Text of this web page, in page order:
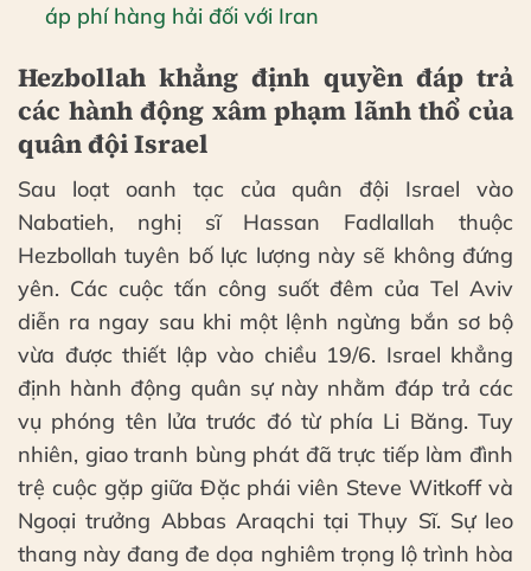
áp phí hàng hải đối với Iran
Hezbollah khẳng định quyền đáp trả
các hành động xâm phạm lãnh thổ của
quân đội Israel
Sau loạt oanh tạc của quân đội Israel vào
Nabatieh, nghị sĩ Hassan Fadlallah thuộc
Hezbollah tuyên bố lực lượng này sẽ không đứng
yên. Các cuộc tấn công suốt đêm của Tel Aviv
diễn ra ngay sau khi một lệnh ngừng bắn sơ bộ
vừa được thiết lập vào chiều 19/6. Israel khẳng
định hành động quân sự này nhằm đáp trả các
vụ phóng tên lửa trước đó từ phía Li Băng. Tuy
nhiên, giao tranh bùng phát đã trực tiếp làm đình
trệ cuộc gặp giữa Đặc phái viên Steve Witkoff và
Ngoại trưởng Abbas Araqchi tại Thụy Sĩ. Sự leo
thang này đang đe dọa nghiêm trọng lộ trình hòa